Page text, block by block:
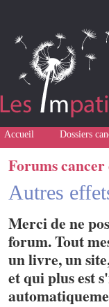
Accueil Dossiers
Forums cancer
Autres
Merci de ne
forum. Tout
un livre, un
et qui plus est